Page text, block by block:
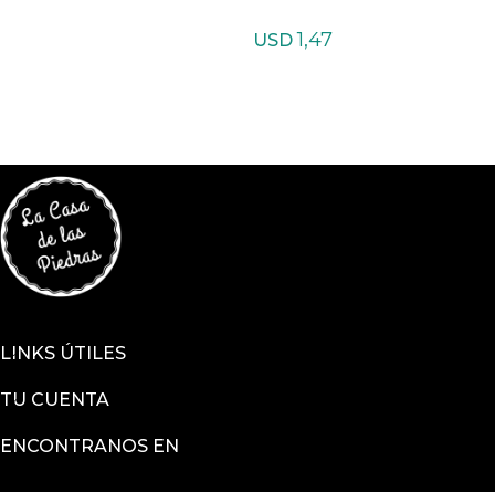
USD 1,47
LINKS ÚTILES
TU CUENTA
ENCONTRANOS EN